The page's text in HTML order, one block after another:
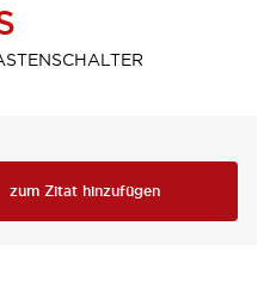
zum Zitat hinzufügen